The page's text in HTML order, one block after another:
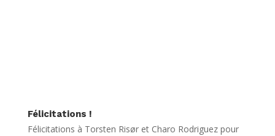
Félicitations !
Félicitations à Torsten Risør et Charo Rodriguez pour